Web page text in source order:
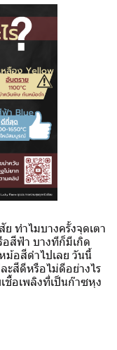
ทำไมบางครั้งจุดเตา
สีฟ้า บางทีก็มีเกิด
อสีดำไปเลย วันนี้
ะสีดีหรือไม่ดีอย่างไร
ชื้อเพลิงที่เป็นก๊าซหุง